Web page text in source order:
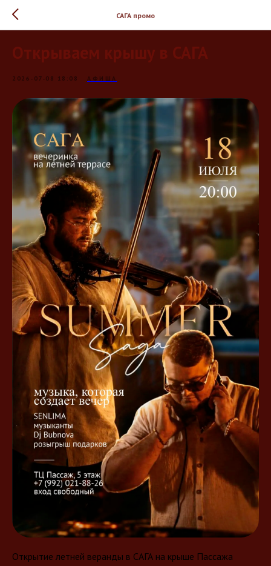
САГА промо
Открываем крышу в САГА
2026-07-08 18:08 АФИША
Открытие летней веранды в САГА на крыше Пассажа